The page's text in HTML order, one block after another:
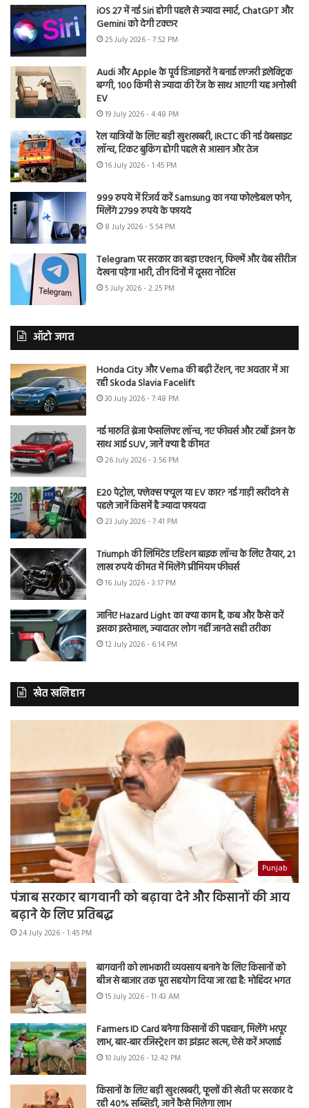
iOS 27 में नई Siri होगी पहले से ज्यादा स्मार्ट, ChatGPT और
Gemini को देगी टक्कर
25 July 2026 - 7:52 PM
Audi और Apple के पूर्व डिजाइनरों ने बनाई लग्जरी इलेक्ट्रिक
बग्गी, 100 किमी से ज्यादा की रेंज के साथ आएगी यह अनोखी
EV
19 July 2026 - 4:48 PM
रेल यात्रियों के लिए बड़ी खुशखबरी, IRCTC की नई वेबसाइट
लॉन्च, टिकट बुकिंग होगी पहले से आसान और तेज
16 July 2026 - 1:45 PM
999 रुपये में रिजर्व करें Samsung का नया फोल्डेबल फोन,
मिलेंगे 2799 रुपये के फायदे
8 July 2026 - 5:54 PM
Telegram पर सरकार का बड़ा एक्शन, फिल्में और वेब सीरीज
देखना पड़ेगा भारी, तीन दिनों में दूसरा नोटिस
5 July 2026 - 2:25 PM
ऑटो जगत
Honda City और Verna की बढ़ी टेंशन, नए अवतार में आ
रही Skoda Slavia Facelift
30 July 2026 - 7:48 PM
नई मारुति ब्रेजा फेसलिफ्ट लॉन्च, नए फीचर्स और टर्बो इंजन के
साथ आई SUV, जानें क्या है कीमत
26 July 2026 - 3:56 PM
E20 पेट्रोल, फ्लेक्स फ्यूल या EV कार? नई गाड़ी खरीदने से
पहले जानें किसमें है ज्यादा फायदा
23 July 2026 - 7:41 PM
Triumph की लिमिटेड एडिशन बाइक लॉन्च के लिए तैयार, 21
लाख रुपये कीमत में मिलेंगे प्रीमियम फीचर्स
16 July 2026 - 3:17 PM
जानिए Hazard Light का क्या काम है, कब और कैसे करें
इसका इस्तेमाल, ज्यादातर लोग नहीं जानते सही तरीका
12 July 2026 - 6:14 PM
खेत खलिहान
Punjab
पंजाब सरकार बागवानी को बढ़ावा देने और किसानों की आय
बढ़ाने के लिए प्रतिबद्ध
24 July 2026 - 1:45 PM
बागवानी को लाभकारी व्यवसाय बनाने के लिए किसानों को
बीज से बाजार तक पूरा सहयोग दिया जा रहा है: मोहिंदर भगत
15 July 2026 - 11:43 AM
Farmers ID Card बनेगा किसानों की पहचान, मिलेंगे भरपूर
लाभ, बार-बार रजिस्ट्रेशन का झंझट खत्म, ऐसे करें अप्लाई
10 July 2026 - 12:42 PM
किसानों के लिए बड़ी खुशखबरी, फूलों की खेती पर सरकार दे
रही 40% सब्सिडी, जानें कैसे मिलेगा लाभ